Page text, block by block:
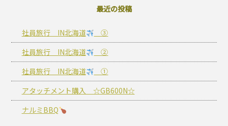
最近の投稿
社員旅行 IN北海道
③
社員旅行 IN北海道
②
社員旅行 IN北海道
①
アタッチメント購入 ☆GB600N☆
ナルミBBQ